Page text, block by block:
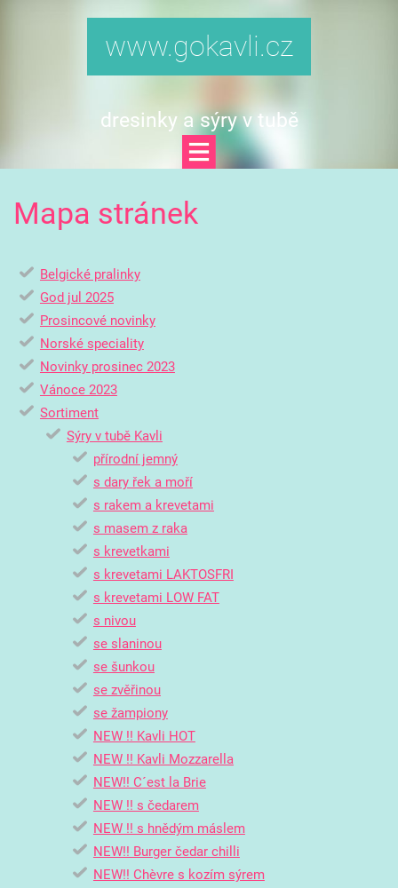
www.gokavli.cz
dresinky a sýry v tubě
Mapa stránek
Belgické pralinky
God jul 2025
Prosincové novinky
Norské speciality
Novinky prosinec 2023
Vánoce 2023
Sortiment
Sýry v tubě Kavli
přírodní jemný
s dary řek a moří
s rakem a krevetami
s masem z raka
s krevetkami
s krevetami LAKTOSFRI
s krevetami LOW FAT
s nivou
se slaninou
se šunkou
se zvěřinou
se žampiony
NEW !! Kavli HOT
NEW !! Kavli Mozzarella
NEW!! C´est la Brie
NEW !! s čedarem
NEW !! s hnědým máslem
NEW!! Burger čedar chilli
NEW!! Chèvre s kozím sýrem